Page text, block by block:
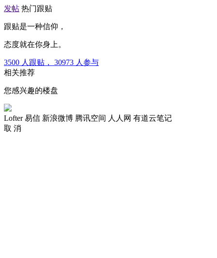
发帖 热门跟贴
跟贴是一种信仰，
态度就在你身上。
3500 人跟贴， 30973 人参与
相关推荐
您感兴趣的楼盘
Lofter 易信 新浪微博 腾讯空间 人人网 有道云笔记
取 消